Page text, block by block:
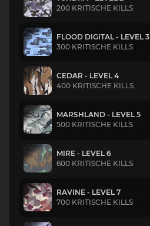
200 KRITISCHE KILLS
FLOOD DIGITAL - LEVEL 3
300 KRITISCHE KILLS
CEDAR - LEVEL 4
400 KRITISCHE KILLS
MARSHLAND - LEVEL 5
500 KRITISCHE KILLS
MIRE - LEVEL 6
600 KRITISCHE KILLS
RAVINE - LEVEL 7
700 KRITISCHE KILLS